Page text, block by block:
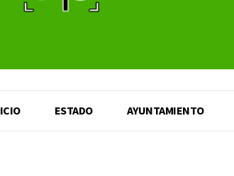
ESTADO AYUNTAMIENTO